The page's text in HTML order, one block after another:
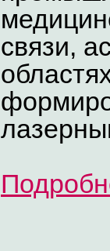
связи,